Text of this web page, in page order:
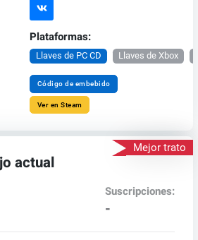
Plataformas:
Llaves de PC CD Llaves de Xbox
Código de embebido
Ver en Steam
Mejor trato
actual
Suscripciones:
-